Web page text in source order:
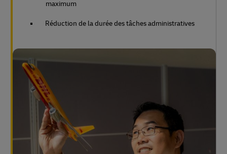
maximum
Réduction de la durée des tâches administratives